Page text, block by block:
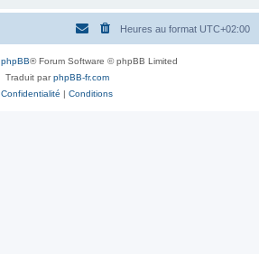
e
Heures au format UTC+02:00
phpBB® Forum Software © phpBB Limited
Traduit parphpBB-fr.com
Confidentialité | Conditions